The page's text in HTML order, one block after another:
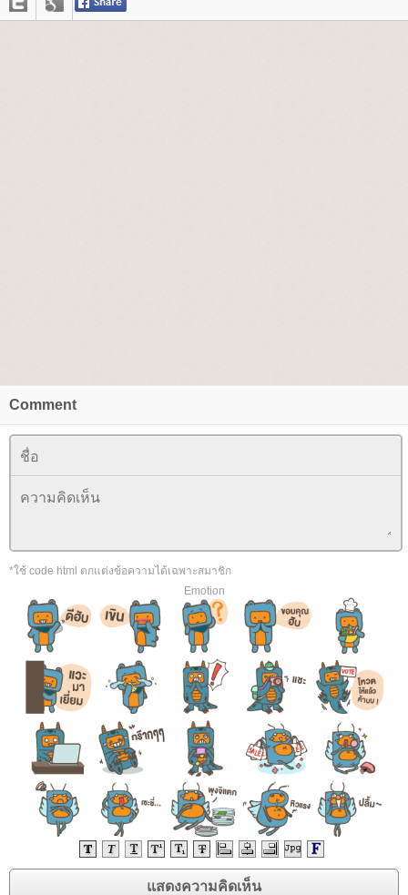
Comment
*ใช้ code html ตกแต่งข้อความได้เฉพาะสมาชิก
Emotion